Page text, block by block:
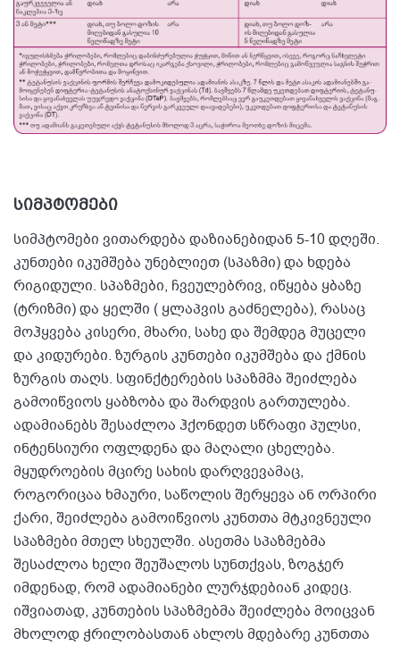
სიმპტომები
სიმპტომები ვითარდება დაზიანებიდან 5-10 დღეში.
კუნთები იკუმშება უნებლიეთ (სპაზმი) და ხდება
რიგიდული. სპაზმები, ჩვეულებრივ, იწყება ყბაზე
(ტრიზმი) და ყელში ( ყლაპვის გაძნელება), რასაც
მოჰყვება კისერი, მხარი, სახე და შემდეგ მუცელი
და კიდურები. ზურგის კუნთები იკუმშება და ქმნის
ზურგის თაღს. სფინქტერების სპაზმმა შეიძლება
გამოიწვიოს ყაბზობა და შარდვის გართულება.
ადამიანებს შესაძლოა ჰქონდეთ სწრაფი პულსი,
ინტენსიური ოფლდენა და მაღალი ცხელება.
მყუდროების მცირე სახის დარღვევამაც,
როგორიცაა ხმაური, საწოლის შერყევა ან ორპირი
ქარი, შეიძლება გამოიწვიოს კუნთთა მტკივნეული
სპაზმები მთელ სხეულში. ასეთმა სპაზმებმა
შესაძლოა ხელი შეუშალოს სუნთქვას, ზოგჯერ
იმდენად, რომ ადამიანები ლურჯდებიან კიდეც.
იშვიათად, კუნთების სპაზმებმა შეიძლება მოიცვან
მხოლოდ ჭრილობასთან ახლოს მდებარე კუნთთა